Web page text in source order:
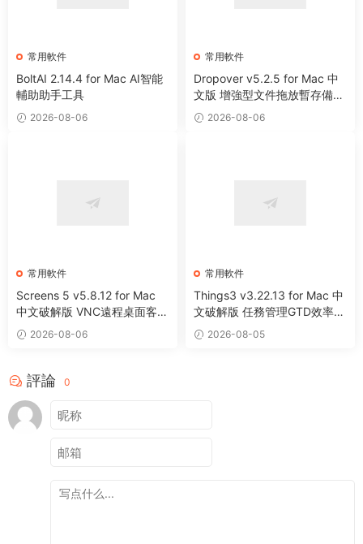
常用軟件
BoltAI 2.14.4 for Mac AI智能
輔助助手工具
2026-08-06
常用軟件
Dropover v5.2.5 for Mac 中
文版 增強型文件拖放暫存備用
整理工具
2026-08-06
常用軟件
Screens 5 v5.8.12 for Mac
中文破解版 VNC遠程桌面客戶
端應用程序
2026-08-06
常用軟件
Things3 v3.22.13 for Mac 中
文破解版 任務管理GTD效率工
具 2026-08-05
評論 0